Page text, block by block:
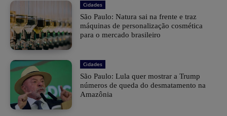
Cidades
São Paulo: Natura sai na frente e traz
máquinas de personalização cosmética
para o mercado brasileiro
Cidades
São Paulo: Lula quer mostrar a Trump
números de queda do desmatamento na
Amazônia